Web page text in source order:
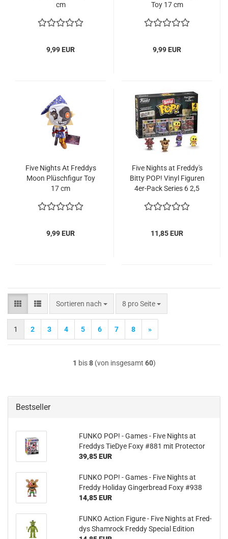
cm
9,99 EUR
Toy 17 cm
9,99 EUR
Five Nights At Fred­dys
Moon Plüsch­fi­gur Toy
17 cm
9,99 EUR
Five Nights at Fred­dy's
Bitty POP! Vinyl Fi­gu­ren
4er-​Pack Se­ries 6 2,5
11,85 EUR
Sortieren nach
Sortieren nach 8 pro Seite
pro Seite
1 2 3 4 5 6 7 8 »
1 bis8(von insgesamt 60)
Bestseller
FUNKO POP! - Games - Five Nights at
Fred­dys Tie­Dye Foxy #881 mit Pro­tec­tor
39,85 EUR
FUNKO POP! - Games - Five Nights at
Fred­dy Ho­li­day Gin­ger­bread Foxy #938
14,85 EUR
FUNKO Ac­tion Fi­gu­re - Five Nights at Fred­
dys Sham­rock Fred­dy Spe­cial Edi­ti­on